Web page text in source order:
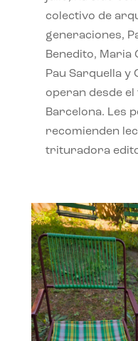
colectivo de
generaciones,
Benedito, Maria
Pau Sarquella y
operan desde
Barcelona. Les
recomienden
trituradora